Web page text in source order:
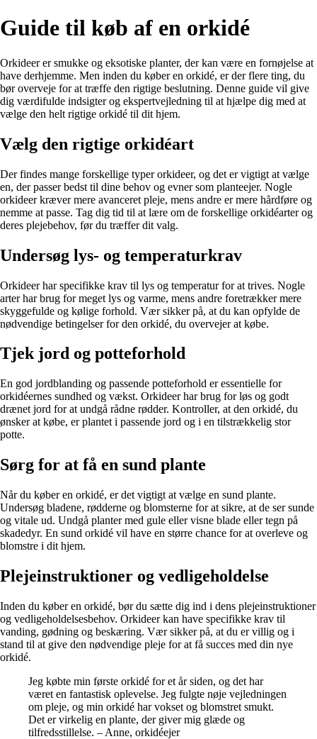
Guide til køb af en orkidé
Orkideer er smukke og eksotiske planter, der kan være en fornøjelse at
have derhjemme. Men inden du køber en orkidé, er der flere ting, du
bør overveje for at træffe den rigtige beslutning. Denne guide vil give
dig værdifulde indsigter og ekspertvejledning til at hjælpe dig med at
vælge den helt rigtige orkidé til dit hjem.
Vælg den rigtige orkidéart
Der findes mange forskellige typer orkideer, og det er vigtigt at vælge
en, der passer bedst til dine behov og evner som planteejer. Nogle
orkideer kræver mere avanceret pleje, mens andre er mere hårdføre og
nemme at passe. Tag dig tid til at lære om de forskellige orkidéarter og
deres plejebehov, før du træffer dit valg.
Undersøg lys- og temperaturkrav
Orkideer har specifikke krav til lys og temperatur for at trives. Nogle
arter har brug for meget lys og varme, mens andre foretrækker mere
skyggefulde og kølige forhold. Vær sikker på, at du kan opfylde de
nødvendige betingelser for den orkidé, du overvejer at købe.
Tjek jord og potteforhold
En god jordblanding og passende potteforhold er essentielle for
orkidéernes sundhed og vækst. Orkideer har brug for løs og godt
drænet jord for at undgå rådne rødder. Kontroller, at den orkidé, du
ønsker at købe, er plantet i passende jord og i en tilstrækkelig stor
potte.
Sørg for at få en sund plante
Når du køber en orkidé, er det vigtigt at vælge en sund plante.
Undersøg bladene, rødderne og blomsterne for at sikre, at de ser sunde
og vitale ud. Undgå planter med gule eller visne blade eller tegn på
skadedyr. En sund orkidé vil have en større chance for at overleve og
blomstre i dit hjem.
Plejeinstruktioner og vedligeholdelse
Inden du køber en orkidé, bør du sætte dig ind i dens plejeinstruktioner
og vedligeholdelsesbehov. Orkideer kan have specifikke krav til
vanding, gødning og beskæring. Vær sikker på, at du er villig og i
stand til at give den nødvendige pleje for at få succes med din nye
orkidé.
Jeg købte min første orkidé for et år siden, og det har
været en fantastisk oplevelse. Jeg fulgte nøje vejledningen
om pleje, og min orkidé har vokset og blomstret smukt.
Det er virkelig en plante, der giver mig glæde og
tilfredsstillelse. – Anne, orkidéejer